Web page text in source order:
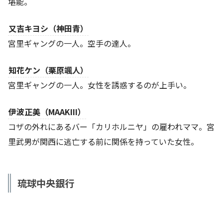
又吉キヨシ（神田青）
宮里ギャングの一人。空手の達人。
知花ケン（栗原颯人）
宮里ギャングの一人。女性を誘惑するのが上手い。
伊波正美（MAAKIII）
コザの外れにあるバー「カリホルニヤ」の雇われママ。宮
里武男が関西に逃亡する前に関係を持っていた女性。
琉球中央銀行